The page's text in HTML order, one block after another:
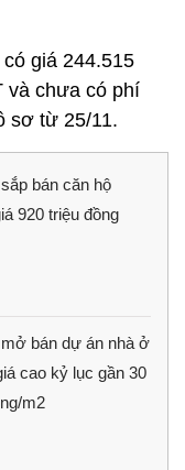
giá 244.515
và chưa có phí
sơ từ 25/11.
bán căn hộ
920 triệu đồng
bán dự án nhà ở
cao kỷ lục gần 30
m2